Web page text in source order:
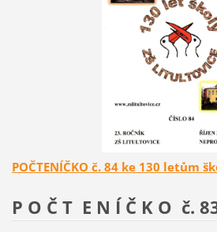
POČTENÍČKO č. 84 ke 130 letům
P O Č T E N Í Č K O č.